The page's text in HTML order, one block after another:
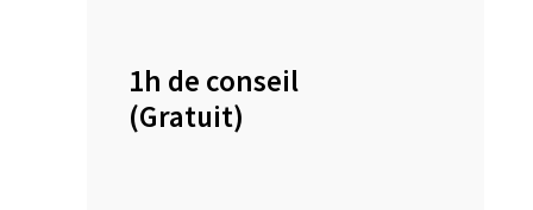
1h de conseil
(Gratuit)